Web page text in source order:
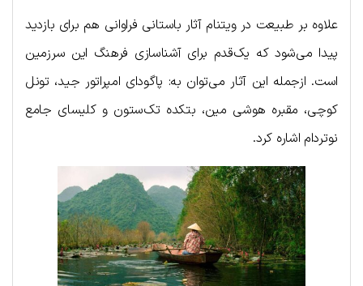
علاوه بر طبیعت در ویتنام آثار باستانی فراوانی هم برای بازدید
پیدا می‌شود که یک‌قدم برای آشناسازی فرهنگ این سرزمین
است. ازجمله این آثار می‌توان به: پاگودای امپراتور جید، تونل
کوچی، مقبره هوشی مین، بتکده تک‌ستون و کلیسای جامع
نوتردام اشاره کرد.